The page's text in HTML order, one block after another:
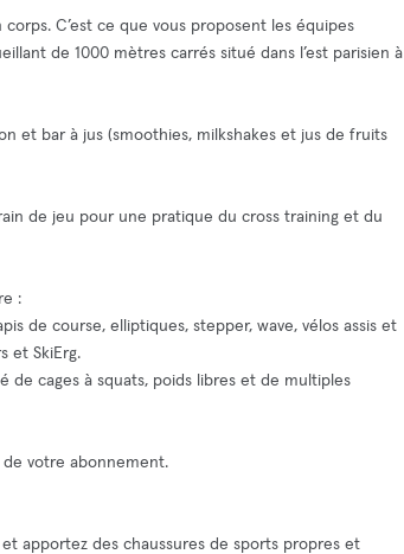
C’est ce que vous proposent les équipes
de 1000 mètres carrés situé dans l’est parisien à
et bar à jus (smoothies, milkshakes et jus de fruits
de jeu pour une pratique du cross training et du
:
de course, elliptiques, stepper, wave, vélos assis et
et SkiErg.
de cages à squats, poids libres et de multiples
de votre abonnement.
apportez des chaussures de sports propres et